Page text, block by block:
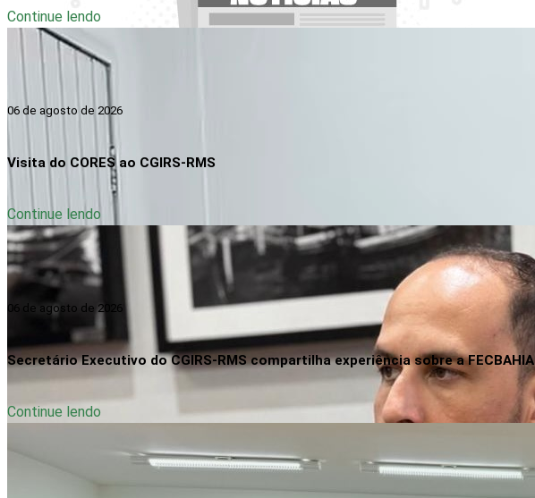
Continue lendo
06 de agosto de 2026
Visita do CORES ao CGIRS-RMS
Continue lendo
06 de agosto de 2026
Secretário Executivo do CGIRS-RMS compartilha experiência sobre a FECBAHIA
Continue lendo